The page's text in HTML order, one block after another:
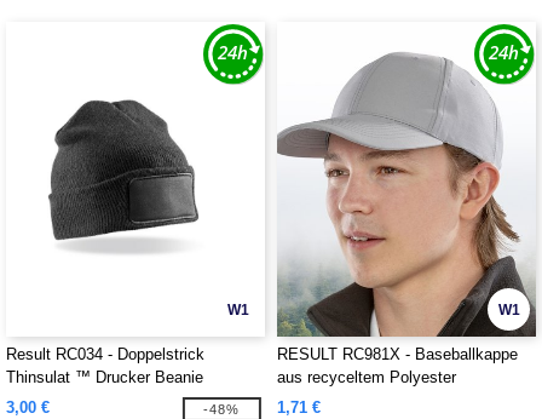
W1
Result RC034 - Doppelstrick
Thinsulat ™ Drucker Beanie
3,00 €
-48%
W1
RESULT RC981X - Baseballkappe
aus recyceltem Polyester
1,71 €